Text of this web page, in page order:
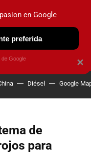
OBSERVATORIO
Diésel Google
de
para
×
en Google
preferida
Google